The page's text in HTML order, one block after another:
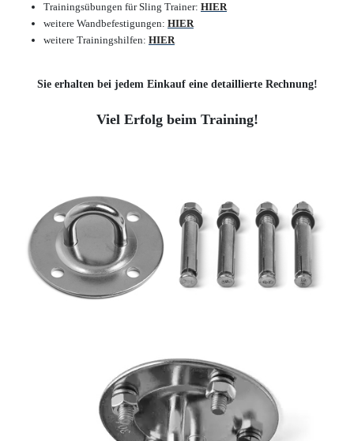
Trainingsübungen für Sling Trainer: HIER
weitere Wandbefestigungen: HIER
weitere Trainingshilfen: HIER
Sie erhalten bei jedem Einkauf eine detaillierte Rechnung!
Viel Erfolg beim Training!